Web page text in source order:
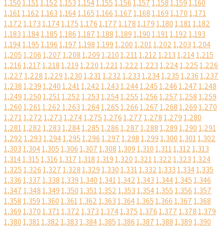
1,1501,1511,1521,1531,1541,1551,1561,1571,1581,1591,160
1,1611,1621,1631,1641,1651,1661,1671,1681,1691,1701,171
1,1721,1731,1741,1751,1761,1771,1781,1791,1801,1811,182
1,1831,1841,1851,1861,1871,1881,1891,1901,1911,1921,193
1,1941,1951,1961,1971,1981,1991,2001,2011,2021,2031,204
1,2051,2061,2071,2081,2091,2101,2111,2121,2131,2141,215
1,2161,2171,2181,2191,2201,2211,2221,2231,2241,2251,226
1,2271,2281,2291,2301,2311,2321,2331,2341,2351,2361,237
1,2381,2391,2401,2411,2421,2431,2441,2451,2461,2471,248
1,2491,2501,2511,2521,2531,2541,2551,2561,2571,2581,259
1,2601,2611,2621,2631,2641,2651,2661,2671,2681,2691,270
1,2711,2721,2731,2741,2751,2761,2771,2781,2791,280
1,2811,2821,2831,2841,2851,2861,2871,2881,2891,2901,291
1,2921,2931,2941,2951,2961,2971,2981,2991,3001,3011,302
1,3031,3041,3051,3061,3071,3081,3091,3101,3111,3121,313
1,3141,3151,3161,3171,3181,3191,3201,3211,3221,3231,324
1,3251,3261,3271,3281,3291,3301,3311,3321,3331,3341,335
1,3361,3371,3381,3391,3401,3411,3421,3431,3441,3451,346
1,3471,3481,3491,3501,3511,3521,3531,3541,3551,3561,357
1,3581,3591,3601,3611,3621,3631,3641,3651,3661,3671,368
1,3691,3701,3711,3721,3731,3741,3751,3761,3771,3781,379
1,3801,3811,3821,3831,3841,3851,3861,3871,3881,3891,390